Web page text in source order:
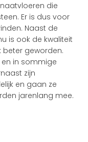
die
Er is dus voor
Naast de
is ook de kwaliteit
geworden.
in sommige
zijn
en gaan ze
jarenlang mee.